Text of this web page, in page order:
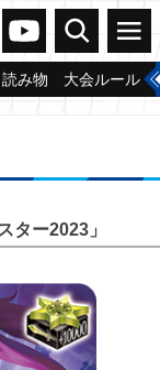
ヴァンガードch
検索 メニュー
読み物 大会ルール
ター2023」